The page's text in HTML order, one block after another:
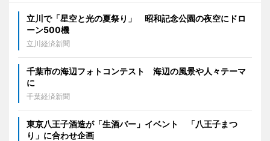
立川で「星空と光の夏祭り」 昭和記念公園の夜空にドロ
ーン500機
立川経済新聞
千葉市の海辺フォトコンテスト 海辺の風景や人々テーマ
に
千葉経済新聞
東京八王子酒造が「生酒バー」イベント 「八王子まつ
り」に合わせ企画